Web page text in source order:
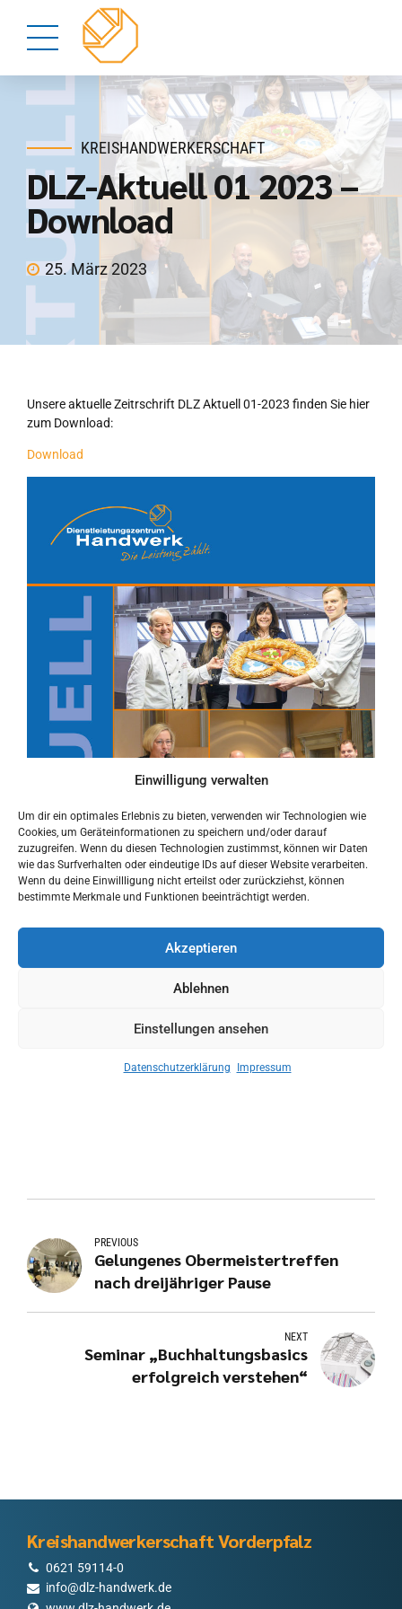
Einwilligung verwalten
Um dir ein optimales Erlebnis zu bieten, verwenden wir Technologien wie
Cookies, um Geräteinformationen zu speichern und/oder darauf
zuzugreifen. Wenn du diesen Technologien zustimmst, können wir Daten
wie das Surfverhalten oder eindeutige IDs auf dieser Website verarbeiten.
Wenn du deine Einwillligung nicht erteilst oder zurückziehst, können
bestimmte Merkmale und Funktionen beeinträchtigt werden.
Akzeptieren
Ablehnen
Einstellungen ansehen
Datenschutzerklärung Impressum
KREISHANDWERKERSCHAFT
DLZ-Aktuell 01 2023 –
Download
25. März 2023
Unsere aktuelle Zeitrschrift DLZ Aktuell 01-2023 finden Sie hier
zum Download:
Download
Gerne können Sie sich natürlich auch gedruckte Exemplare in
Alle Mitgliedsbetriebe erhalten automatisch eine gedruckte
PREVIOUS
Gelungenes Obermeistertreffen
nach dreijähriger Pause
NEXT
Seminar „Buchhaltungsbasics
erfolgreich verstehen“
Kreishandwerkerschaft Vorderpfalz
0621 59114-0
info@dlz-handwerk.de